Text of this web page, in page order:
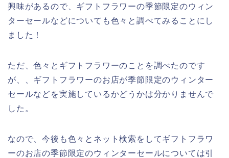
興味があるので、ギフトフラワーの季節限定のウィン
ターセールなどについても色々と調べてみることにし
ました！
ただ、色々とギフトフラワーのことを調べたのです
が、、ギフトフラワーのお店が季節限定のウィンター
セールなどを実施しているかどうかは分かりませんで
した。
なので、今後も色々とネット検索をしてギフトフラワ
ーのお店の季節限定のウィンターセールについては引